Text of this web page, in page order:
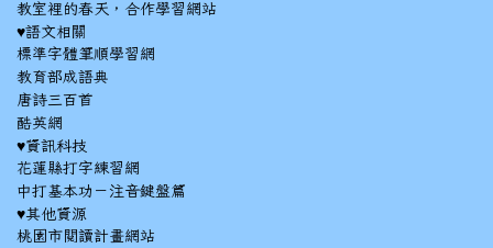
教室裡的春天，合作學習網站
♥語文相關
標準字體筆順學習網
教育部成語典
唐詩三百首
酷英網
♥資訊科技
花蓮縣打字練習網
中打基本功－注音鍵盤篇
♥其他資源
桃園市閱讀計畫網站